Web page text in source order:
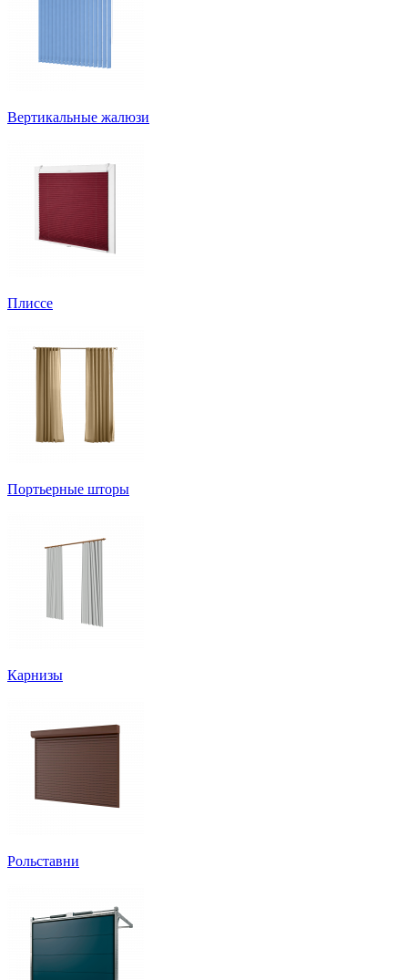
Вертикальные жалюзи
Плиссе
Портьерные шторы
Карнизы
Рольставни